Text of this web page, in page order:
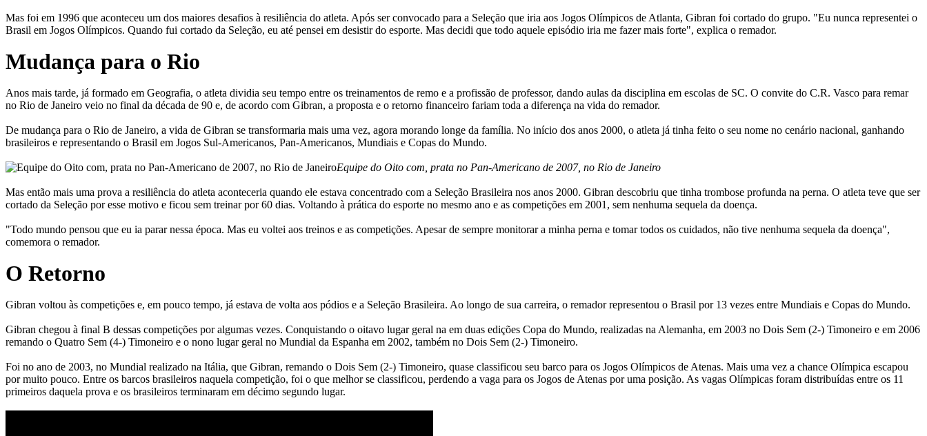
Mas foi em 1996 que aconteceu um dos maiores desafios à resiliência do atleta. Após ser convocado para a Seleção que iria aos Jogos Olímpicos de Atlanta, Gibran foi cortado do grupo. "Eu nunca representei o
Brasil em Jogos Olímpicos. Quando fui cortado da Seleção, eu até pensei em desistir do esporte. Mas decidi que todo aquele episódio iria me fazer mais forte", explica o remador.
Mudança para o Rio
Anos mais tarde, já formado em Geografia, o atleta dividia seu tempo entre os treinamentos de remo e a profissão de professor, dando aulas da disciplina em escolas de SC. O convite do C.R. Vasco para remar
no Rio de Janeiro veio no final da década de 90 e, de acordo com Gibran, a proposta e o retorno financeiro fariam toda a diferença na vida do remador.
De mudança para o Rio de Janeiro, a vida de Gibran se transformaria mais uma vez, agora morando longe da família. No início dos anos 2000, o atleta já tinha feito o seu nome no cenário nacional, ganhando
brasileiros e representando o Brasil em Jogos Sul-Americanos, Pan-Americanos, Mundiais e Copas do Mundo.
Equipe do Oito com, prata no Pan-Americano de 2007, no Rio de Janeiro
Mas então mais uma prova a resiliência do atleta aconteceria quando ele estava concentrado com a Seleção Brasileira nos anos 2000. Gibran descobriu que tinha trombose profunda na perna. O atleta teve que ser
cortado da Seleção por esse motivo e ficou sem treinar por 60 dias. Voltando à prática do esporte no mesmo ano e as competições em 2001, sem nenhuma sequela da doença.
"Todo mundo pensou que eu ia parar nessa época. Mas eu voltei aos treinos e as competições. Apesar de sempre monitorar a minha perna e tomar todos os cuidados, não tive nenhuma sequela da doença",
comemora o remador.
O Retorno
Gibran voltou às competições e, em pouco tempo, já estava de volta aos pódios e a Seleção Brasileira. Ao longo de sua carreira, o remador representou o Brasil por 13 vezes entre Mundiais e Copas do Mundo.
Gibran chegou à final B dessas competições por algumas vezes. Conquistando o oitavo lugar geral na em duas edições Copa do Mundo, realizadas na Alemanha, em 2003 no Dois Sem (2-) Timoneiro e em 2006
remando o Quatro Sem (4-) Timoneiro e o nono lugar geral no Mundial da Espanha em 2002, também no Dois Sem (2-) Timoneiro.
Foi no ano de 2003, no Mundial realizado na Itália, que Gibran, remando o Dois Sem (2-) Timoneiro, quase classificou seu barco para os Jogos Olímpicos de Atenas. Mais uma vez a chance Olímpica escapou
por muito pouco. Entre os barcos brasileiros naquela competição, foi o que melhor se classificou, perdendo a vaga para os Jogos de Atenas por uma posição. As vagas Olímpicas foram distribuídas entre os 11
primeiros daquela prova e os brasileiros terminaram em décimo segundo lugar.